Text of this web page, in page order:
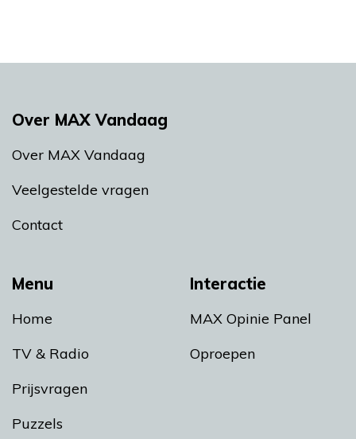
Menu
Home
TV & Radio
Prijsvragen
Puzzels
Interactie
MAX Opinie Panel
Oproepen
Over MAX Vandaag
Over MAX Vandaag
Veelgestelde vragen
Contact